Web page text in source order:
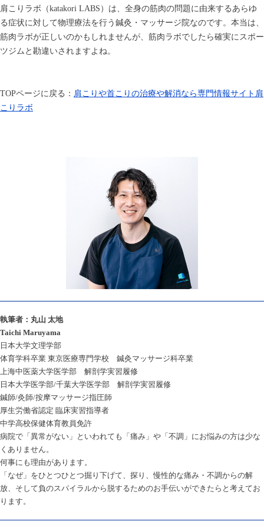
肩こりラボ（katakori LABS）は、全身の筋肉の問題に由来するあらゆ
る症状に対して物理療法を行う鍼灸・マッサージ院なのです。本当は、
筋肉ラボが正しいのかもしれませんが、筋肉ラボでしたら確実にスポー
ツジムと勘違いされますよね。
TOPページに戻る： 肩こりや首こりの治療や解消なら専門情報サイト肩
こりラボ
執筆者：丸山 太地
Taichi Maruyama
日本大学文理学部
体育学科卒業 東京医療専門学校 鍼灸マッサージ科卒業
上海中医薬大学医学部 解剖学実習履修
日本大学医学部/千葉大学医学部 解剖学実習履修
鍼師/灸師/按摩マッサージ指圧師
厚生労働省認定 臨床実習指導者
中学高校保健体育教員免許
病院で「異常がない」といわれても「痛み」や「不調」にお悩みの方は少な
くありません。
何事にも理由があります。
「なぜ」をひとつひとつ掘り下げて、探り、慢性的な痛み・不調からの解
放、そして負のスパイラルから脱するためのお手伝いができたらと考えてお
ります。